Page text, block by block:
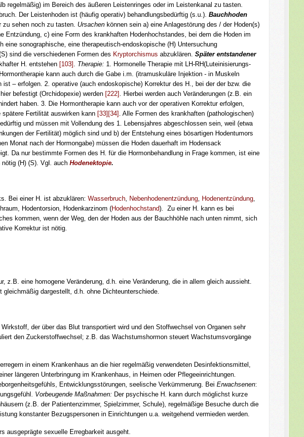
regelmäßig) im Bereich des äußeren Leistenringes oder im Leistenkanal zu tasten.
Der Leistenhoden ist (häufig operativ) behandlungsbedürftig (s.u.). Bauchhoden
sehen noch zu tasten. Ursachen können sein a) eine Anlagestörung des / der Hoden(s)
Entzündung, c) eine Form des krankhaften Hodenhochstandes, bei dem die Hoden im
eine sono­gra­phi­sche, eine therapeutisch-endoskopische (H) Untersuchung
sind die verschiedenen Formen des Kryptorchismus abzuklären. Später entstandener
H. entstehen [103] Therapie: 1. Hormonelle Therapie mit LH-RH(Luteinisierungs-
kann auch durch die Gabe i.m. (itramuskuläre Injektion - in Muskeln
– erfolgen. 2. operative (auch endoskopische) Korrektur des H., bei der der bzw. die
befestigt (Orchidopexie) werden [222] . Hierbei werden auch Veränderungen (z.B. ein
haben. 3. Die Hormontherapie kann auch vor der operativen Korrektur er­folgen,
Fertilität auswirken kann [33][34] . Alle Formen des krankhaften (pathologischen)
und müs­sen mit Vollendung des 1. Lebensjahres abgeschlossen sein, weil (etwa
der Fertilität) möglich sind und b) der Entstehung eines bösartigen Hodentumors
Monat nach der Hormongabe) müssen die Hoden dauerhaft im Hodensack
Da nur bestimmte Formen des H. für die Hormonbehandlung in Frage kommen, ist eine
nötig (H) (S). Vgl. auch Hodenektopie.
Bei einer H. ist abzuklären: Wasserbruch, Nebenhodenentzündung, Hodenentzündung,
Hodentorsion, Hodenkarzinom (Hodenhochstand). Zu einer H. kann es bei
kommen, wenn der Weg, den der Hoden aus der Bauchhöhle nach unten nimmt, sich
Korrektur ist nötig.
z.B. eine homogene Veränderung, d.h. eine Veränderung, die in allem gleich aussieht.
dargestellt, d.h. ohne Dichteunterschiede.
der über das Blut transportiert wird und den Stoffwechsel von Organen sehr
den Zuckerstoffwechsel; z.B. das Wachstumshormon steuert Wachstumsvorgänge
in einem Krankenhaus an die hier regelmäßig verwendeten Desinfektionsmittel,
längeren Unterbringung im Krankenhaus, in Heimen oder Pflegeeinrichtungen.
Entwicklungsstörungen, seelische Verkümmerung. Bei Erwachsenen:
Vorbeugende Maßnahmen: Der psychische H. kann durch möglichst kurze
(z.B. der Patientenzimmer, Spielzimmer, Schule), regelmäßige Besuche durch die
konstanter Bezugspersonen in Einrichtungen u.a. weitgehend vermieden werden.
ausgeprägte sexuelle Erregbarkeit ausgeht.